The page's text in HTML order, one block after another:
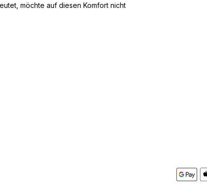
möchte auf diesen Komfort nicht